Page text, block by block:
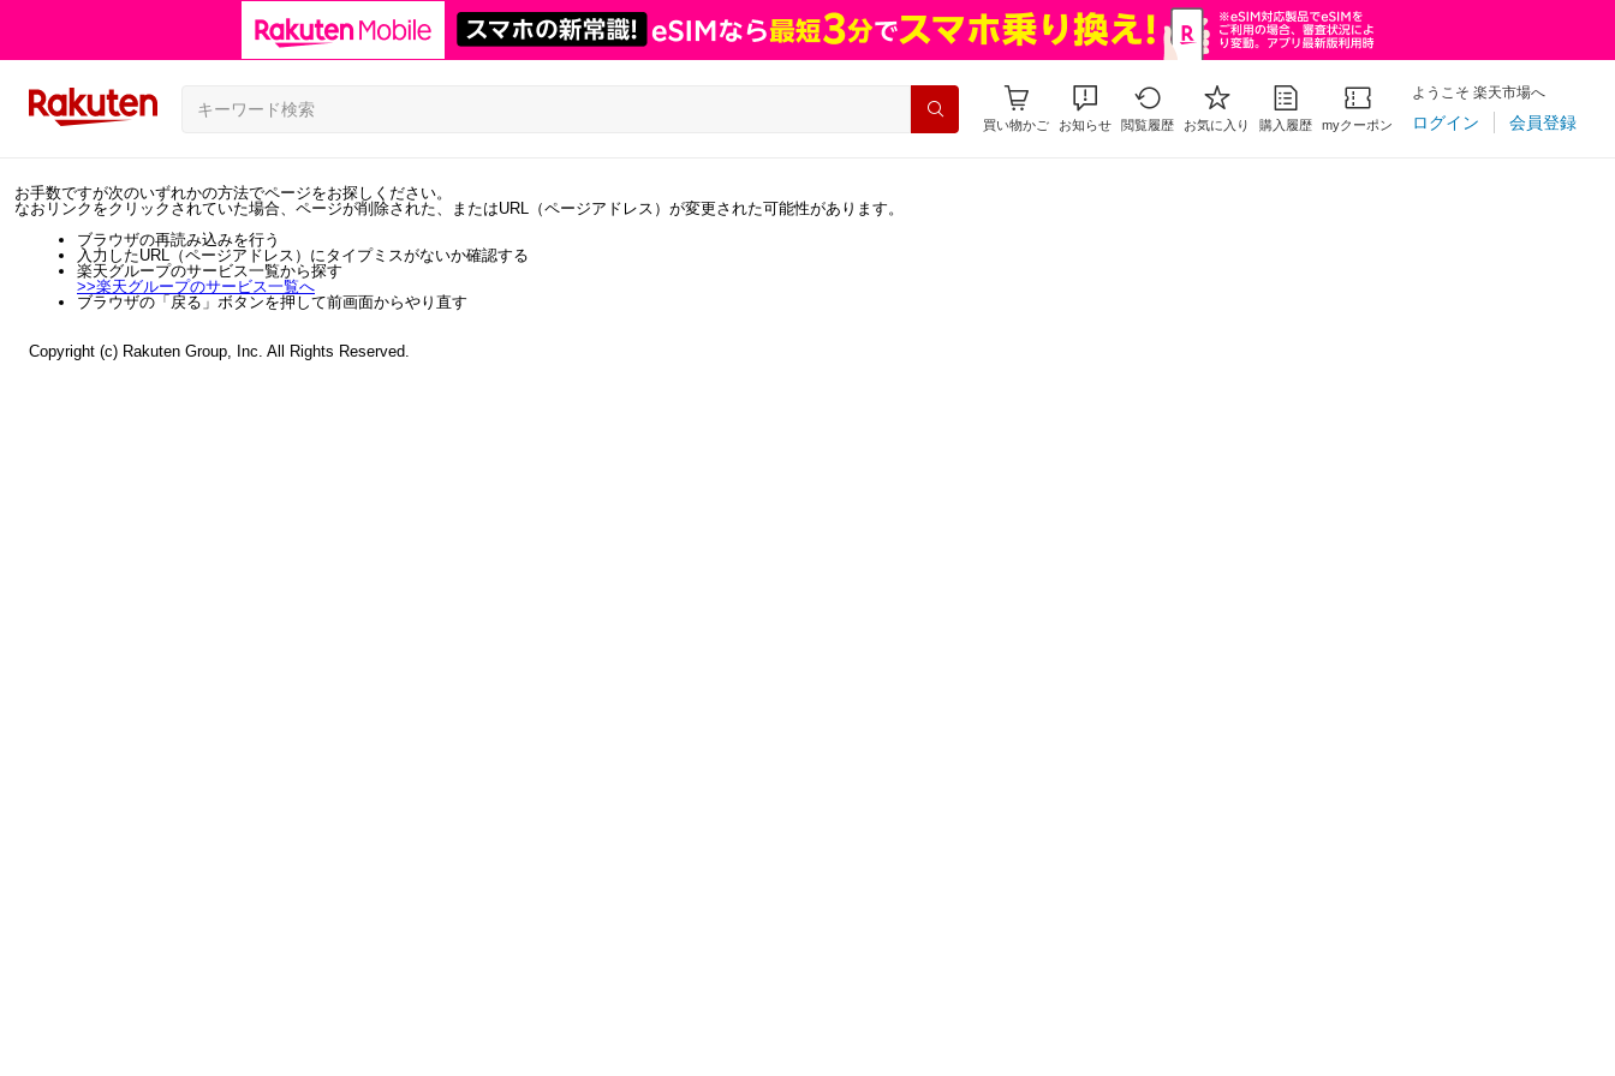
買い物かご お知らせ 閲覧履歴 お気に入り 購入履歴 myクーポン
ようこそ 楽天市場へ
ログイン 会員登録
お手数ですが次のいずれかの方法でページをお探しください。
なおリンクをクリックされていた場合、ページが削除された、またはURL（ページアドレス）が変更された可能性があります。
ブラウザの再読み込みを行う
入力したURL（ページアドレス）にタイプミスがないか確認する
楽天グループのサービス一覧から探す
>>楽天グループのサービス一覧へ
ブラウザの「戻る」ボタンを押して前画面からやり直す
Copyright (c) Rakuten Group, Inc. All Rights Reserved.